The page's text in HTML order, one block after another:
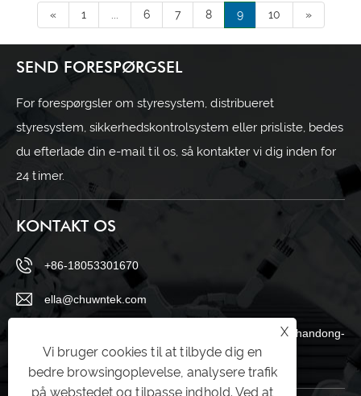
« 1 6 7 8 9 10 »
SEND FORESPØRGSEL
For forespørgsler om styresystem, distribueret
styresystem, sikkerhedskontrolsystem eller prisliste, bedes
du efterlade din e-mail til os, så kontakter vi dig inden for
24 timer.
KONTAKT OS
+86-18053301670
ella@chuwntek.com
69 Sanying Road, Zahngdian District, Zibo City, Shandong-
provinsen, Kina
X
Vi bruger cookies til at tilbyde dig en
bedre browsingoplevelse, analysere trafik
på webstedet og tilpasse indhold. Ved at